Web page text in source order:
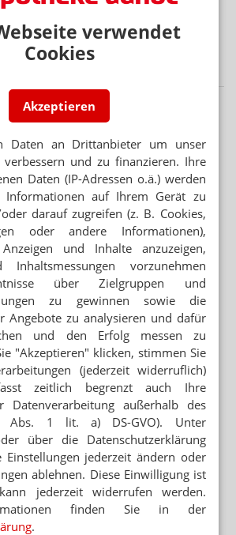
verwendet
Cookies
Akzeptieren
Daten an Drittanbieter um unser
verbessern und zu finanzieren. Ihre
Daten (IP-Adressen o.ä.) werden
Informationen auf Ihrem Gerät zu
darauf zugreifen (z. B. Cookies,
oder andere Informationen),
und Inhalte anzuzeigen,
Inhaltsmessungen vorzunehmen
über Zielgruppen und
zu gewinnen sowie die
Angebote zu analysieren und dafür
und den Erfolg messen zu
"Akzeptieren" klicken, stimmen Sie
(jederzeit widerruflich)
zeitlich begrenzt auch Ihre
Datenverarbeitung außerhalb des
Abs. 1 lit. a) DS-GVO). Unter
über die Datenschutzerklärung
Einstellungen jederzeit ändern oder
ablehnen. Diese Einwilligung ist
jederzeit widerrufen werden.
finden Sie in der
.
Novo Nordisk stoppt Medios-